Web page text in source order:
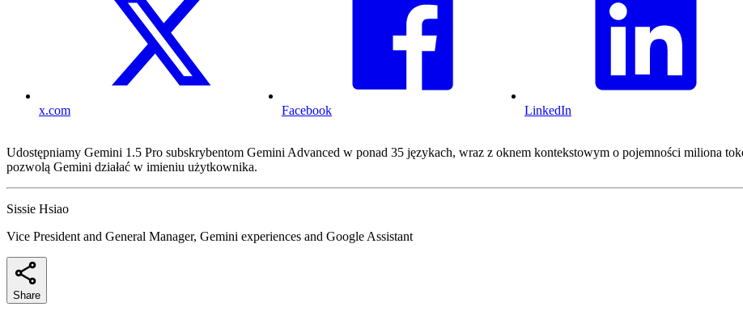
x.com Facebook LinkedIn
Udostępniamy Gemini 1.5 Pro subskrybentom Gemini Advanced w ponad 35 językach, wraz z oknem kontekstowym o pojemności miliona
pozwolą Gemini działać w imieniu użytkownika.
Sissie Hsiao
Vice President and General Manager, Gemini experiences and Google Assistant
Share